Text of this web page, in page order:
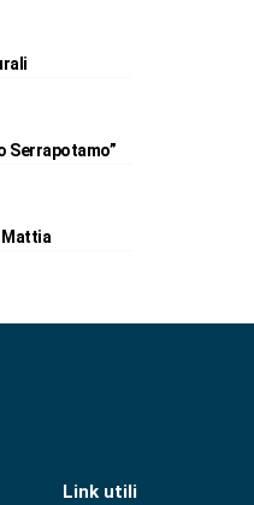
Serrapotamo”
Mattia
Link utili